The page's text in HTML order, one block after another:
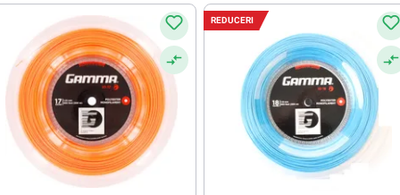
REDUCERI